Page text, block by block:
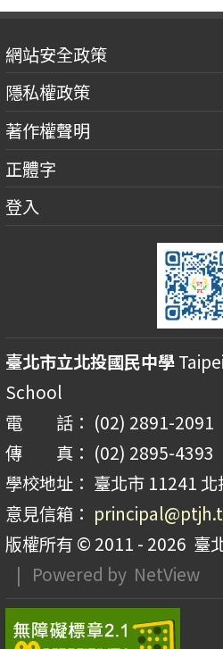
網站安全政策
隱私權政策
著作權聲明
正體字
登入
臺北市立北投國民中學
School
電 話： (02) 2891-2091
傳 真： (02) 2895-4393
學校地址： 臺北市 11241
意見信箱：
版權所有 © 2011 - 2026 臺
| Powered by NetView